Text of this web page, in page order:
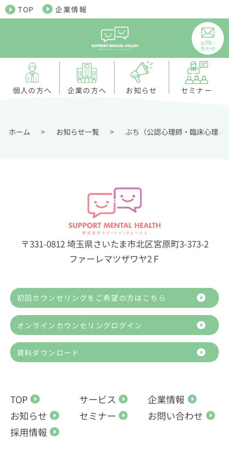
TOP 企業情報
個人の方へ 企業の方へ お知らせ セミナー
ホーム > お知らせ一覧 > ぶち（公認心理師・臨床心理士）
〒331-0812 埼玉県さいたま市北区宮原町3-373-2
ファーレマツザワヤ2Ｆ
初回カウンセリングをご希望の方はこちら
オンラインカウンセリングログイン
資料ダウンロード
TOP サービス
企業情報
お知らせ
セミナー
お問い合わせ
採用情報